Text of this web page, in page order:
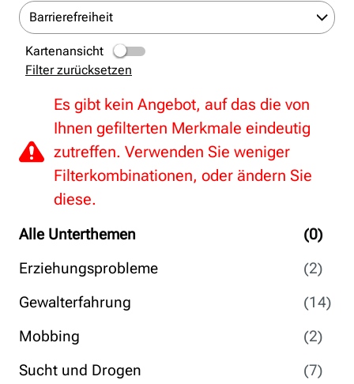
Alle Unterthemen
(0)
Erziehungsprobleme
(2)
Gewalterfahrung
(14)
Mobbing
(2)
Sucht und Drogen
(7)
Barrierefreiheit
Kartenansicht
Filter zurücksetzen
Es gibt kein Angebot, auf das die von
Ihnen gefilterten Merkmale eindeutig
zutreffen. Verwenden Sie weniger
Filterkombinationen, oder ändern Sie
diese.